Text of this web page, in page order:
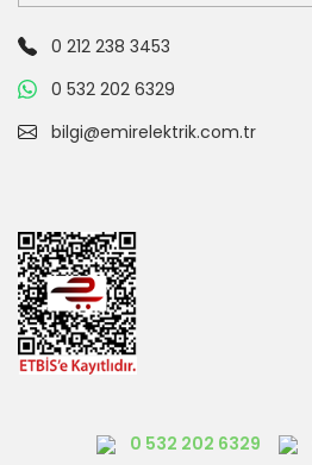
0 212 238 3453
0 532 202 6329
bilgi@emirelektrik.com.tr
0 532 202 6329